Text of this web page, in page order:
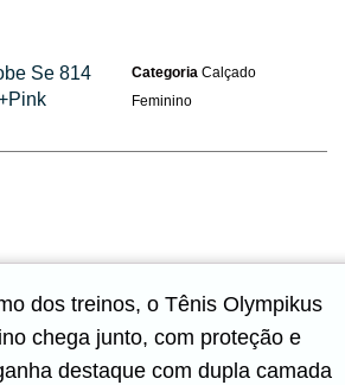
Se 814
Categoria Calçado
Feminino
dos treinos, o Tênis Olympikus
chega junto, com proteção e
destaque com dupla camada